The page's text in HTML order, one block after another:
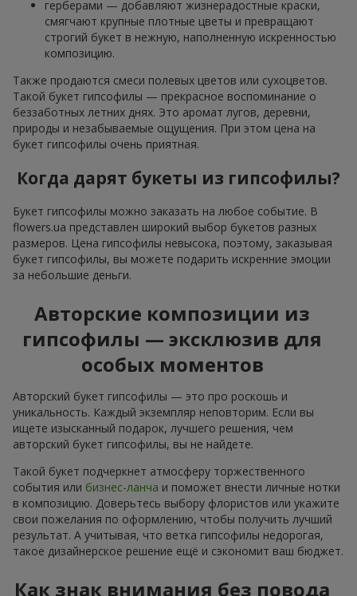
герберами — добавляют жизнерадостные краски,
смягчают крупные плотные цветы и превращают
строгий букет в нежную, наполненную искренностью
композицию.
Также продаются смеси полевых цветов или сухоцветов.
Такой букет гипсофилы — прекрасное воспоминание о
беззаботных летних днях. Это аромат лугов, деревни,
природы и незабываемые ощущения. При этом цена на
букет гипсофилы очень приятная.
Когда дарят букеты из гипсофилы?
Букет гипсофилы можно заказать на любое событие. В
flowers.ua представлен широкий выбор букетов разных
размеров. Цена гипсофилы невысока, поэтому, заказывая
букет гипсофилы, вы можете подарить искренние эмоции
за небольшие деньги.
Авторские композиции из
гипсофилы — эксклюзив для
особых моментов
Авторский букет гипсофилы — это про роскошь и
уникальность. Каждый экземпляр неповторим. Если вы
ищете изысканный подарок, лучшего решения, чем
авторский букет гипсофилы, вы не найдете.
Такой букет подчеркнет атмосферу торжественного
события или бизнес-ланча и поможет внести личные нотки
в композицию. Доверьтесь выбору флористов или укажите
свои пожелания по оформлению, чтобы получить лучший
результат. А учитывая, что ветка гипсофилы недорогая,
такое дизайнерское решение ещё и сэкономит ваш бюджет.
Как знак внимания без повода